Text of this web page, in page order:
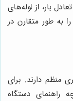
بار، از لوله‌های
به طور متقارن در
منظم دارند. برای
راهنمای دستگاه